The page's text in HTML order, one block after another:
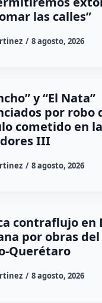
las calles”
8 agosto, 2026
y “El Nata”
por robo
cometido en
III
8 agosto, 2026
contraflujo en
por obras del
Querétaro
8 agosto, 2026